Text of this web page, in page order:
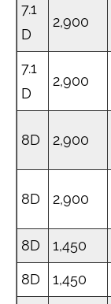
7.1
D
2,900
7.1
D
2,900
8D 2,900
8D 2,900
8D 1,450
8D 1,450